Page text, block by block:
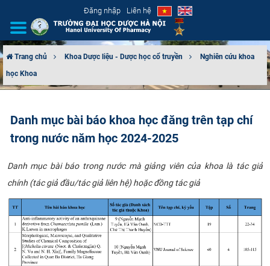
Đăng nhập Liên hệ
GIỚI THIỆU
TUYỂN SINH
ĐÀO TẠO
ĐẢM BẢO CHẤT LƯỢNG
KHOA HỌC CÔNG NGHỆ
HTQT
Trang chủ Khoa Dược liệu - Dược học cổ truyền
Nghiên cứu khoa
học Khoa
Danh mục bài báo khoa học đăng trên tạp chí
trong nước năm học 2024-2025
Danh mục bài báo trong nước mà giảng viên của khoa là tác giả
chính (tác giả đầu/tác giả liên hệ) hoặc đồng tác giả